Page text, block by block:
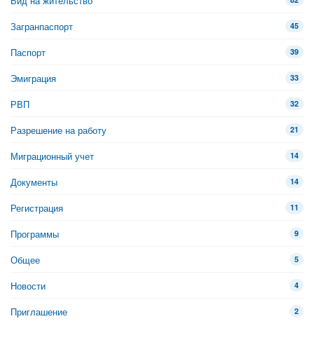
Загранпаспорт 45
Паспорт 39
Эмиграция 33
РВП 32
Разрешение на работу 21
Миграционный учет 14
Документы 14
Регистрация 11
Программы 9
Общее 5
Новости 4
Приглашение 2